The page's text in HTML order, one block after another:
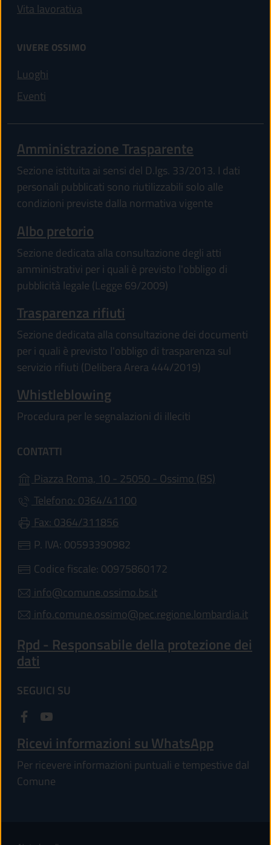
Vita lavorativa
VIVERE OSSIMO
Luoghi
Eventi
Amministrazione Trasparente
Sezione istituita ai sensi del D.lgs. 33/2013. I dati
personali pubblicati sono riutilizzabili solo alle
condizioni previste dalla normativa vigente
Albo pretorio
Sezione dedicata alla consultazione degli atti
amministrativi per i quali è previsto l'obbligo di
pubblicità legale (Legge 69/2009)
Trasparenza rifiuti
Sezione dedicata alla consultazione dei documenti
per i quali è previsto l'obbligo di trasparenza sul
servizio rifiuti (Delibera Arera 444/2019)
Whistleblowing
Procedura per le segnalazioni di illeciti
CONTATTI
Piazza Roma, 10 - 25050 - Ossimo (BS)
Telefono: 0364/41100
Fax: 0364/311856
P. IVA: 00593390982
Codice fiscale: 00975860172
info@comune.ossimo.bs.it
info.comune.ossimo@pec.regione.lombardia.it
Rpd - Responsabile della protezione dei
dati
SEGUICI SU
Ricevi informazioni su WhatsApp
Per ricevere informazioni puntuali e tempestive dal
Comune